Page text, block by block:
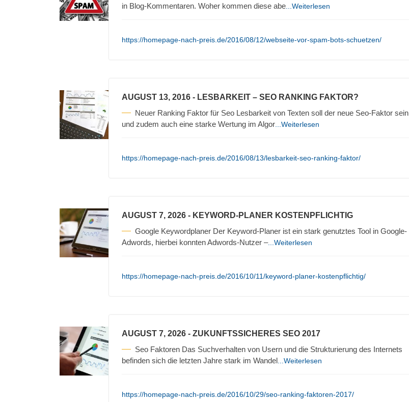
in Blog-Kommentaren. Woher kommen diese abe ...Weiterlesen
https://homepage-nach-preis.de/2016/08/12/webseite-vor-spam-bots-schuetzen/
AUGUST 13, 2016 - LESBARKEIT – SEO RANKING FAKTOR?
Neuer Ranking Faktor für Seo Lesbarkeit von Texten soll der neue Seo-Faktor sein
und zudem auch eine starke Wertung im Algor ...Weiterlesen
https://homepage-nach-preis.de/2016/08/13/lesbarkeit-seo-ranking-faktor/
AUGUST 7, 2026 - KEYWORD-PLANER KOSTENPFLICHTIG
Google Keywordplaner Der Keyword-Planer ist ein stark genutztes Tool in Google-
Adwords, hierbei konnten Adwords-Nutzer –...Weiterlesen
https://homepage-nach-preis.de/2016/10/11/keyword-planer-kostenpflichtig/
AUGUST 7, 2026 - ZUKUNFTSSICHERES SEO 2017
Seo Faktoren Das Suchverhalten von Usern und die Strukturierung des Internets
befinden sich die letzten Jahre stark im Wandel ...Weiterlesen
https://homepage-nach-preis.de/2016/10/29/seo-ranking-faktoren-2017/